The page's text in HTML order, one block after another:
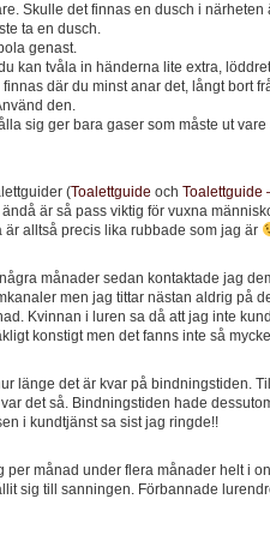
Skulle det finnas en dusch i
ta en dusch.
genast.
kan tvåla in händerna lite extra,
där du minst anar det, långt bort
den.
sig ger bara gaser som måste ut
(Toalettguide och Toalettguide
ändå är så pass viktig för vuxna
alltså precis lika rubbade som jag är
månader sedan kontaktade jag
men jag tittar nästan aldrig på
Kvinnan i luren sa då att jag inte
konstigt men det fanns inte så
länge det är kvar på bindningstiden.
det så. Bindningstiden hade
i kundtjänst sa sist jag ringde!!
månad under flera månader helt i
sig till sanningen. Förbannade